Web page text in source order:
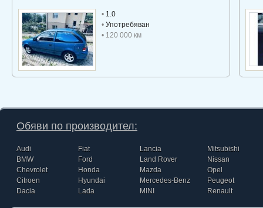
• 1.0
• Употребяван
• 120 000 км
Обяви по производител:
Audi
BMW
Chevrolet
Citroen
Dacia
Fiat
Ford
Honda
Hyundai
Lada
Lancia
Land Rover
Mazda
Mercedes-Benz
MINI
Mitsubishi
Nissan
Opel
Peugeot
Renault